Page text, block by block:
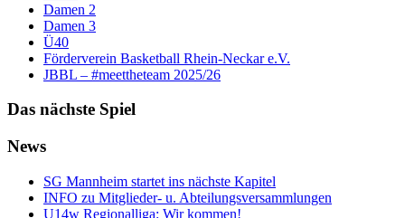
Damen 2
Damen 3
Ü40
Förderverein Basketball Rhein-Neckar e.V.
JBBL – #meettheteam 2025/26
Das nächste Spiel
News
SG Mannheim startet ins nächste Kapitel
INFO zu Mitglieder- u. Abteilungsversammlungen
U14w Regionalliga: Wir kommen!